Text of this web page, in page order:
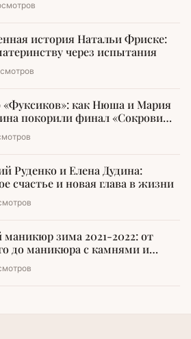
история Натальи Фриске:
через испытания
как Нюша и Мария
покорили финал «Сокровищ
Руденко и Елена Дудина:
счастье и новая глава в жизни
зима 2021-2022: от
до маникюра с камнями и